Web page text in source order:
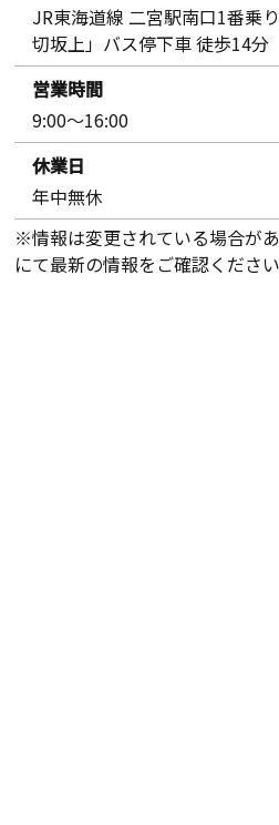
JR東海道線 二宮駅南口1番乗
切坂上」バス停下車 徒歩14分
営業時間
9:00～16:00
休業日
年中無休
※情報は変更されている場合が
にて最新の情報をご確認ください